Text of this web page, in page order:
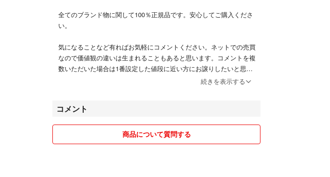
全てのブランド物に関して100％正規品です。安心してご購入くださ
い。
気になることなど有ればお気軽にコメントください。ネットでの売買
なので価値観の違いは生まれることもあると思います。コメントを複
数いただいた場合は1番設定した値段に近い方にお譲りしたいと思い
購入前に必ず確認お願い致します。
購入後のクレームや返品は受け付けません。
他のサイトへ挑戦中です。
続きを表示する
コメント
商品について質問する